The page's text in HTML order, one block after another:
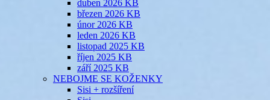
duben 2026 KB
březen 2026 KB
únor 2026 KB
leden 2026 KB
listopad 2025 KB
říjen 2025 KB
září 2025 KB
NEBOJME SE KOŽENKY
Sisi + rozšíření